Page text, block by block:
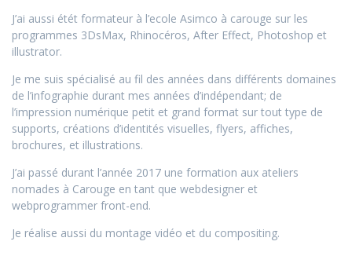
J’ai aussi étét formateur à l’ecole Asimco à carouge sur les
programmes 3DsMax, Rhinocéros, After Effect, Photoshop et
illustrator.
Je me suis spécialisé au fil des années dans différents domaines
de l’infographie durant mes années d’indépendant; de
l’impression numérique petit et grand format sur tout type de
supports, créations d’identités visuelles, flyers, affiches,
brochures, et illustrations.
J’ai passé durant l’année 2017 une formation aux ateliers
nomades à Carouge en tant que webdesigner et
webprogrammer front-end.
Je réalise aussi du montage vidéo et du compositing.